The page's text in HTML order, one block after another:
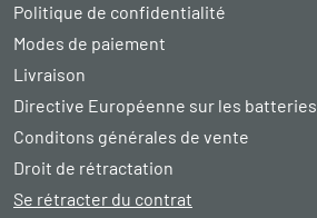
Politique de confidentialité
Modes de paiement
Livraison
Directive Européenne sur les batteries
Conditons générales de vente
Droit de rétractation
Se rétracter du contrat